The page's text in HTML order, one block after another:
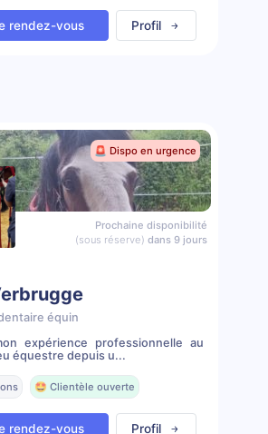
rendez-vous Profil
🚨 Dispo en urgence
Prochaine disponibilité
(sous réserve) dans 9 jours
équin
expérience professionnelle au
équestre depuis u...
🤩 Clientèle ouverte
rendez-vous Profil